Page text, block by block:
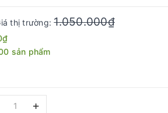
thị trường:1.050.000₫
sản phẩm
+